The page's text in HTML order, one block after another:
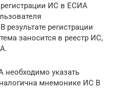
ИС в ЕСИА
результате регистрации
заносится в реестр ИС,
указать
мнемонике ИС В